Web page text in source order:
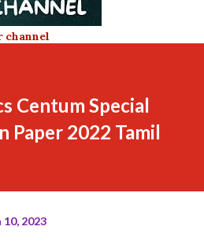
channel
Centum Special
Paper 2022 Tamil
10, 2023